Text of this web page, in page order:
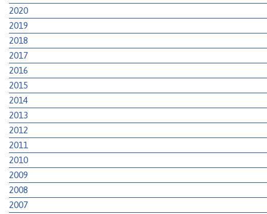
2020
2019
2018
2017
2016
2015
2014
2013
2012
2011
2010
2009
2008
2007